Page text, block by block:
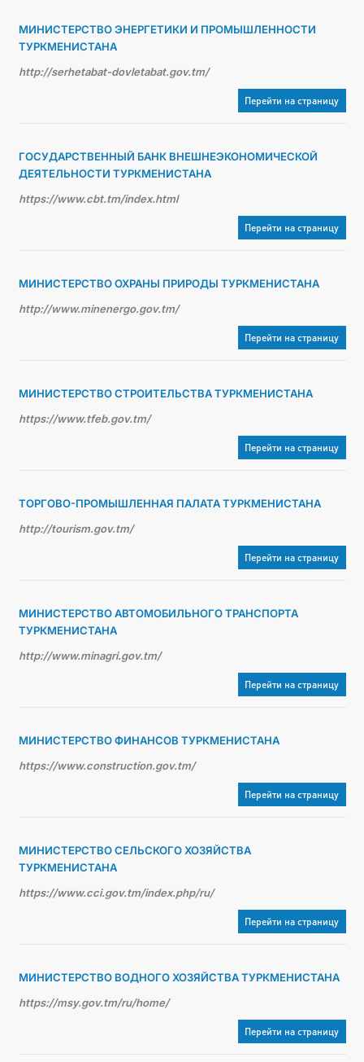
МИНИСТЕРСТВО ЭНЕРГЕТИКИ И ПРОМЫШЛЕННОСТИ
ТУРКМЕНИСТАНА
http://serhetabat-dovletabat.gov.tm/
Перейти на страницу
ГОСУДАРСТВЕННЫЙ БАНК ВНЕШНЕЭКОНОМИЧЕСКОЙ
ДЕЯТЕЛЬНОСТИ ТУРКМЕНИСТАНА
https://www.cbt.tm/index.html
Перейти на страницу
МИНИСТЕРСТВО ОХРАНЫ ПРИРОДЫ ТУРКМЕНИСТАНА
http://www.minenergo.gov.tm/
Перейти на страницу
МИНИСТЕРСТВО СТРОИТЕЛЬСТВА ТУРКМЕНИСТАНА
https://www.tfeb.gov.tm/
Перейти на страницу
ТОРГОВО-ПРОМЫШЛЕННАЯ ПАЛАТА ТУРКМЕНИСТАНА
http://tourism.gov.tm/
Перейти на страницу
МИНИСТЕРСТВО АВТОМОБИЛЬНОГО ТРАНСПОРТА
ТУРКМЕНИСТАНА
http://www.minagri.gov.tm/
Перейти на страницу
МИНИСТЕРСТВО ФИНАНСОВ ТУРКМЕНИСТАНА
https://www.construction.gov.tm/
Перейти на страницу
МИНИСТЕРСТВО СЕЛЬСКОГО ХОЗЯЙСТВА
ТУРКМЕНИСТАНА
https://www.cci.gov.tm/index.php/ru/
Перейти на страницу
МИНИСТЕРСТВО ВОДНОГО ХОЗЯЙСТВА ТУРКМЕНИСТАНА
https://msy.gov.tm/ru/home/
Перейти на страницу